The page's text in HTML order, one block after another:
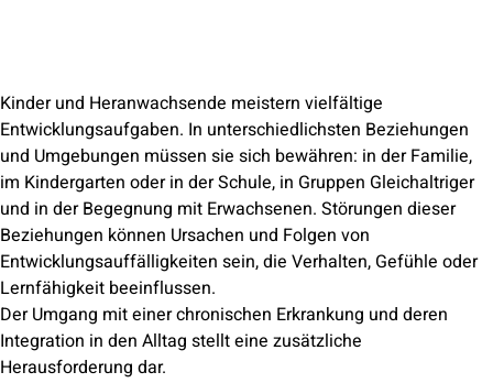
Kinder und Heranwachsende meistern vielfältige
Entwicklungsaufgaben. In unterschiedlichsten Beziehungen
und Umgebungen müssen sie sich bewähren: in der Familie,
im Kindergarten oder in der Schule, in Gruppen Gleichaltriger
und in der Begegnung mit Erwachsenen. Störungen dieser
Beziehungen können Ursachen und Folgen von
Entwicklungsauffälligkeiten sein, die Verhalten, Gefühle oder
Lernfähigkeit beeinflussen.
Der Umgang mit einer chronischen Erkrankung und deren
Integration in den Alltag stellt eine zusätzliche
Herausforderung dar.